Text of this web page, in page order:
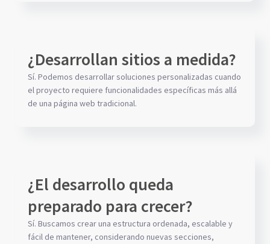
¿Desarrollan sitios a medida?
Sí. Podemos desarrollar soluciones personalizadas cuando
el proyecto requiere funcionalidades específicas más allá
de una página web tradicional.
¿El desarrollo queda
preparado para crecer?
Sí. Buscamos crear una estructura ordenada, escalable y
fácil de mantener, considerando nuevas secciones,